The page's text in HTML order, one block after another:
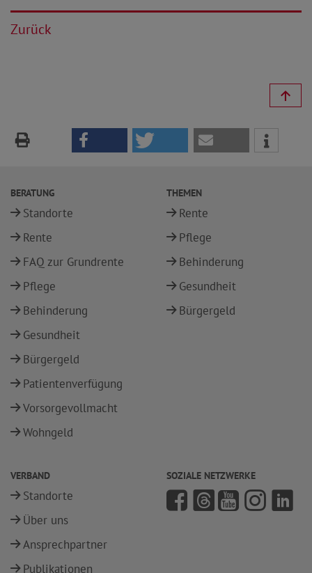
Zurück
BERATUNG
Standorte
Rente
FAQ zur Grundrente
Pflege
Behinderung
Gesundheit
Bürgergeld
Patientenverfügung
Vorsorgevollmacht
Wohngeld
THEMEN
Rente
Pflege
Behinderung
Gesundheit
Bürgergeld
VERBAND
Standorte
Über uns
Ansprechpartner
Publikationen
SOZIALE NETZWERKE